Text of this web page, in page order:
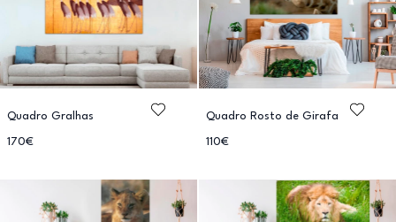
Quadro Gralhas
170€
Quadro Rosto de Girafa
110€